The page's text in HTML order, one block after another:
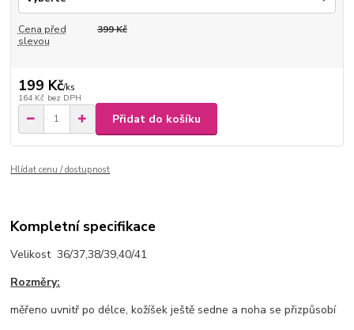
Cena před
slevou
399 Kč
199 Kč/ks
164 Kč bez DPH
Přidat do košíku
Hlídat cenu / dostupnost
Kompletní specifikace
Velikost 36/37,38/39,40/41
Rozměry:
měřeno uvnitř po délce, kožíšek ještě sedne a noha se přizpůsobí